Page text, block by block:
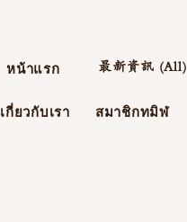
หน้าแรก 最新資訊 (All)
เกี่ยวกับเรา สมาชิกทมิฬ